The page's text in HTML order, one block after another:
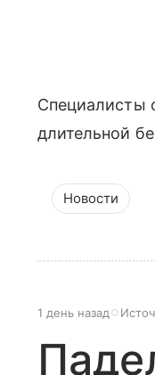
Специалисты
длительной
Новости
1 день назад